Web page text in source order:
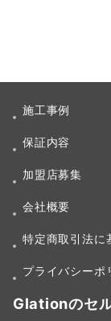
施工事例
保証内容
加盟店募集
会社概要
特定商取引法に
プライバシーポ
Glationのセ